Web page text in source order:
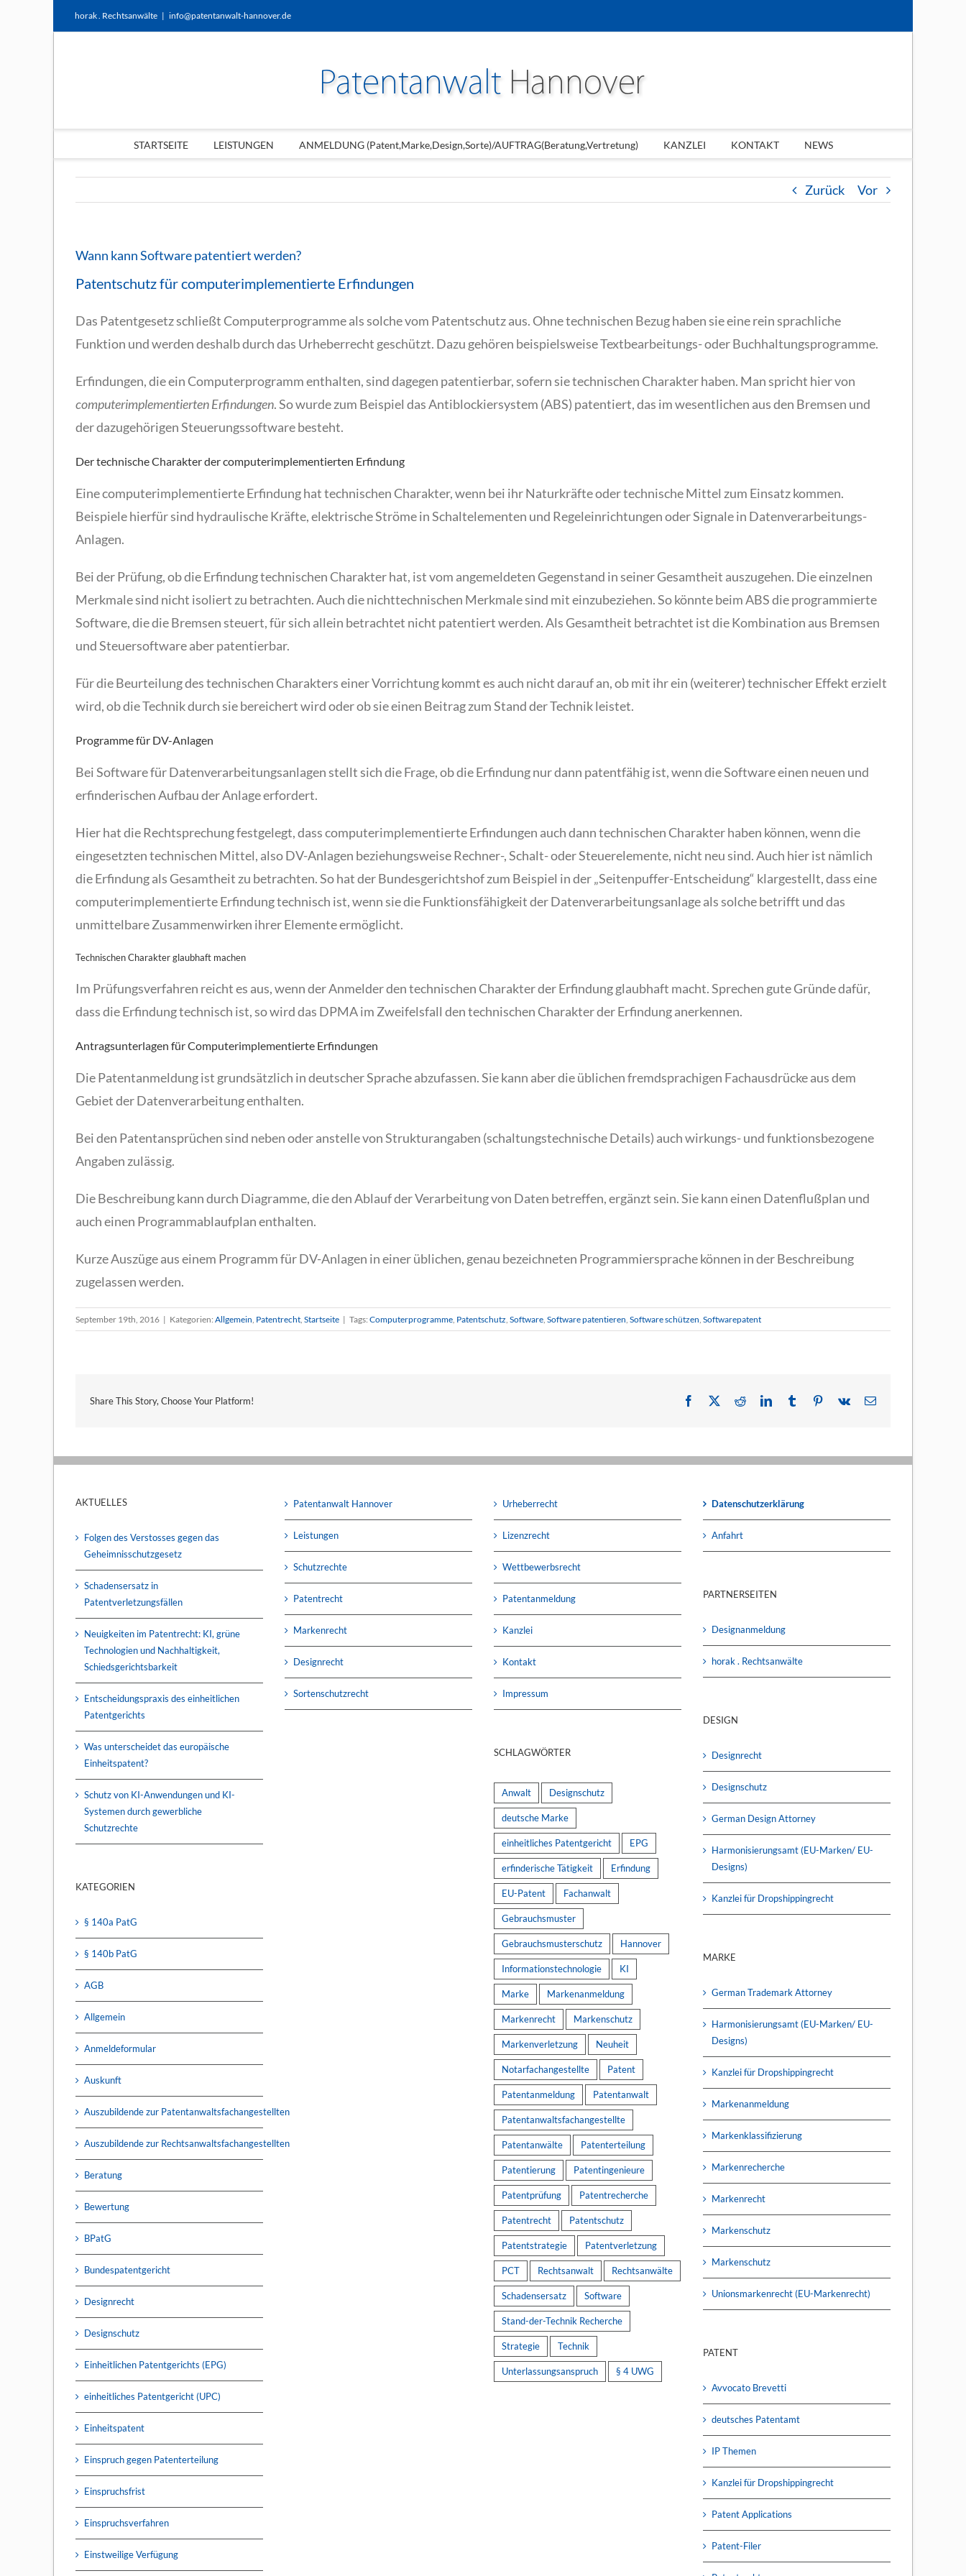
horak . Rechtsanwälte | info@patentanwalt-hannover.de
STARTSEITE LEISTUNGEN ANMELDUNG (Patent,Marke,Design,Sorte)/AUFTRAG(Beratung,Vertretung) KANZLEI KONTAKT NEWS
Zurück Vor
Wann kann Software patentiert werden?
Patentschutz für computerimplementierte Erfindungen
Das Patentgesetz schließt Computerprogramme als solche vom Patentschutz aus. Ohne technischen Bezug haben sie eine rein sprachliche
Funktion und werden deshalb durch das Urheberrecht geschützt. Dazu gehören beispielsweise Textbearbeitungs- oder Buchhaltungsprogramme.
Erfindungen, die ein Computerprogramm enthalten, sind dagegen patentierbar, sofern sie technischen Charakter haben. Man spricht hier von
computerimplementierten Erfindungen. So wurde zum Beispiel das Antiblockiersystem (ABS) patentiert, das im wesentlichen aus den Bremsen und
der dazugehörigen Steuerungssoftware besteht.
Der technische Charakter der computerimplementierten Erfindung
Eine computerimplementierte Erfindung hat technischen Charakter, wenn bei ihr Naturkräfte oder technische Mittel zum Einsatz kommen.
Beispiele hierfür sind hydraulische Kräfte, elektrische Ströme in Schaltelementen und Regeleinrichtungen oder Signale in Datenverarbeitungs-
Anlagen.
Bei der Prüfung, ob die Erfindung technischen Charakter hat, ist vom angemeldeten Gegenstand in seiner Gesamtheit auszugehen. Die einzelnen
Merkmale sind nicht isoliert zu betrachten. Auch die nichttechnischen Merkmale sind mit einzubeziehen. So könnte beim ABS die programmierte
Software, die die Bremsen steuert, für sich allein betrachtet nicht patentiert werden. Als Gesamtheit betrachtet ist die Kombination aus Bremsen
und Steuersoftware aber patentierbar.
Für die Beurteilung des technischen Charakters einer Vorrichtung kommt es auch nicht darauf an, ob mit ihr ein (weiterer) technischer Effekt erzielt
wird, ob die Technik durch sie bereichert wird oder ob sie einen Beitrag zum Stand der Technik leistet.
Programme für DV-Anlagen
Bei Software für Datenverarbeitungsanlagen stellt sich die Frage, ob die Erfindung nur dann patentfähig ist, wenn die Software einen neuen und
erfinderischen Aufbau der Anlage erfordert.
Hier hat die Rechtsprechung festgelegt, dass computerimplementierte Erfindungen auch dann technischen Charakter haben können, wenn die
eingesetzten technischen Mittel, also DV-Anlagen beziehungsweise Rechner-, Schalt- oder Steuerelemente, nicht neu sind. Auch hier ist nämlich
die Erfindung als Gesamtheit zu betrachten. So hat der Bundesgerichtshof zum Beispiel in der „Seitenpuffer-Entscheidung“ klargestellt, dass eine
computerimplementierte Erfindung technisch ist, wenn sie die Funktionsfähigkeit der Datenverarbeitungsanlage als solche betrifft und das
unmittelbare Zusammenwirken ihrer Elemente ermöglicht.
Technischen Charakter glaubhaft machen
Im Prüfungsverfahren reicht es aus, wenn der Anmelder den technischen Charakter der Erfindung glaubhaft macht. Sprechen gute Gründe dafür,
dass die Erfindung technisch ist, so wird das DPMA im Zweifelsfall den technischen Charakter der Erfindung anerkennen.
Antragsunterlagen für Computerimplementierte Erfindungen
Die Patentanmeldung ist grundsätzlich in deutscher Sprache abzufassen. Sie kann aber die üblichen fremdsprachigen Fachausdrücke aus dem
Gebiet der Datenverarbeitung enthalten.
Bei den Patentansprüchen sind neben oder anstelle von Strukturangaben (schaltungstechnische Details) auch wirkungs- und funktionsbezogene
Angaben zulässig.
Die Beschreibung kann durch Diagramme, die den Ablauf der Verarbeitung von Daten betreffen, ergänzt sein. Sie kann einen Datenflußplan und
auch einen Programmablaufplan enthalten.
Kurze Auszüge aus einem Programm für DV-Anlagen in einer üblichen, genau bezeichneten Programmiersprache können in der Beschreibung
zugelassen werden.
September 19th, 2016 | Kategorien: Allgemein, Patentrecht, Startseite | Tags: Computerprogramme, Patentschutz, Software, Software patentieren, Software schützen, Softwarepatent
Share This Story, Choose Your Platform! Facebook RedditLinkedInTumblr Pinterest
Vk
E-
AKTUELLES
Folgen des Verstosses gegen das
Geheimnisschutzgesetz
Schadensersatz in
Patentverletzungsfällen
Neuigkeiten im Patentrecht: KI, grüne
Technologien und Nachhaltigkeit,
Schiedsgerichtsbarkeit
Entscheidungspraxis des einheitlichen
Patentgerichts
Was unterscheidet das europäische
Einheitspatent?
Schutz von KI-Anwendungen und KI-
Systemen durch gewerbliche
Schutzrechte
KATEGORIEN
§ 140a PatG
§ 140b PatG
AGB
Allgemein
Anmeldeformular
Auskunft
Auszubildende zur Patentanwaltsfachangestellten
Auszubildende zur Rechtsanwaltsfachangestellten
Beratung
Bewertung
BPatG
Bundespatentgericht
Designrecht
Designschutz
Einheitlichen Patentgerichts (EPG)
einheitliches Patentgericht (UPC)
Einheitspatent
Einspruch gegen Patenterteilung
Einspruchsfrist
Einspruchsverfahren
Einstweilige Verfügung
Patentanwalt Hannover
Leistungen
Schutzrechte
Patentrecht
Markenrecht
Designrecht
Sortenschutzrecht
Urheberrecht
Lizenzrecht
Wettbewerbsrecht
Patentanmeldung
Kanzlei
Kontakt
Impressum
SCHLAGWÖRTER
Anwalt Designschutz
deutsche Marke
einheitliches Patentgericht EPG
erfinderische Tätigkeit Erfindung
EU-Patent Fachanwalt
Gebrauchsmuster
Gebrauchsmusterschutz Hannover
Informationstechnologie KI
Marke Markenanmeldung
Markenrecht Markenschutz
Markenverletzung Neuheit
Notarfachangestellte Patent
Patentanmeldung Patentanwalt
Patentanwaltsfachangestellte
Patentanwälte Patenterteilung
Patentierung Patentingenieure
Patentprüfung Patentrecherche
Patentrecht Patentschutz
Patentstrategie Patentverletzung
PCT Rechtsanwalt Rechtsanwälte
Schadensersatz Software
Stand-der-Technik Recherche
Strategie Technik
Unterlassungsanspruch § 4 UWG
Datenschutzerklärung
Anfahrt
PARTNERSEITEN
Designanmeldung
horak . Rechtsanwälte
DESIGN
Designrecht
Designschutz
German Design Attorney
Harmonisierungsamt (EU-Marken/ EU-
Designs)
Kanzlei für Dropshippingrecht
MARKE
German Trademark Attorney
Harmonisierungsamt (EU-Marken/ EU-
Designs)
Kanzlei für Dropshippingrecht
Markenanmeldung
Markenklassifizierung
Markenrecherche
Markenrecht
Markenschutz
Markenschutz
Unionsmarkenrecht (EU-Markenrecht)
PATENT
Avvocato Brevetti
deutsches Patentamt
IP Themen
Kanzlei für Dropshippingrecht
Patent Applications
Patent-Filer